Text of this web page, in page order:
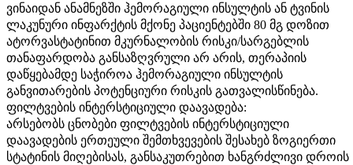
ვინაიდან ანამნეზში ჰემორაგიული ინსულტის ან ტვინის
ლაკუნური ინფარქტის მქონე პაციენტებში 80 მგ დოზით
ატორვასტატინით მკურნალობის რისკი/სარგებლის
თანაფარდობა განსაზღვრული არ არის, თერაპიის
დაწყებამდე საჭიროა ჰემორაგიული ინსულტის
განვითარების პოტენციური რისკის გათვალისწინება.
ფილტვების ინტერსტიციული დაავადება:
არსებობს ცნობები ფილტვების ინტერსტიციული
დაავადების ერთეული შემთხვევების შესახებ ზოგიერთი
სტატინის მიღებისას, განსაკუთრებით ხანგრძლივი დროის